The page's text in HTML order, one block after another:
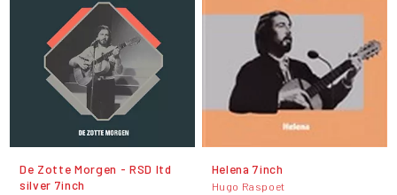
De Zotte Morgen - RSD ltd
silver 7inch
Helena 7inch
Hugo Raspoet